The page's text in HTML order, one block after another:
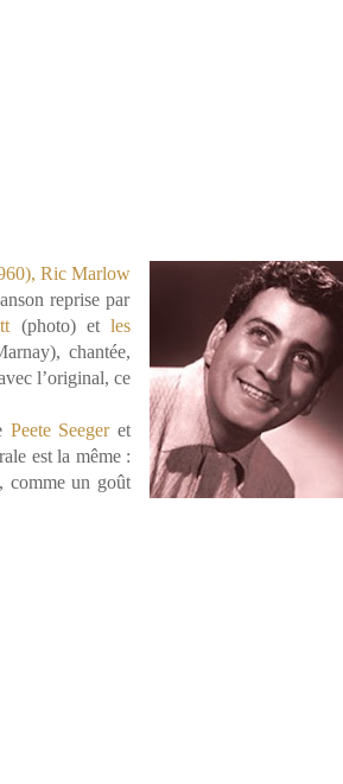
Ric Marlow
reprise par
(photo) etles
chantée,
l’original, ce
Peete Seegeret
est la même :
comme un goût